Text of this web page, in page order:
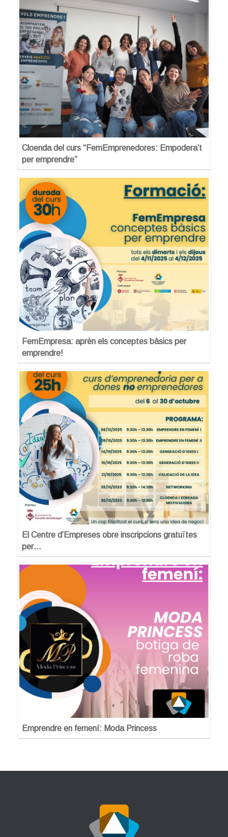
Cloenda del curs “FemEmprenedores: Empodera’t
per emprendre”
FemEmpresa: aprèn els conceptes bàsics per
emprendre!
El Centre d’Empreses obre inscripcions gratuïtes
per…
Emprendre en femení: Moda Princess